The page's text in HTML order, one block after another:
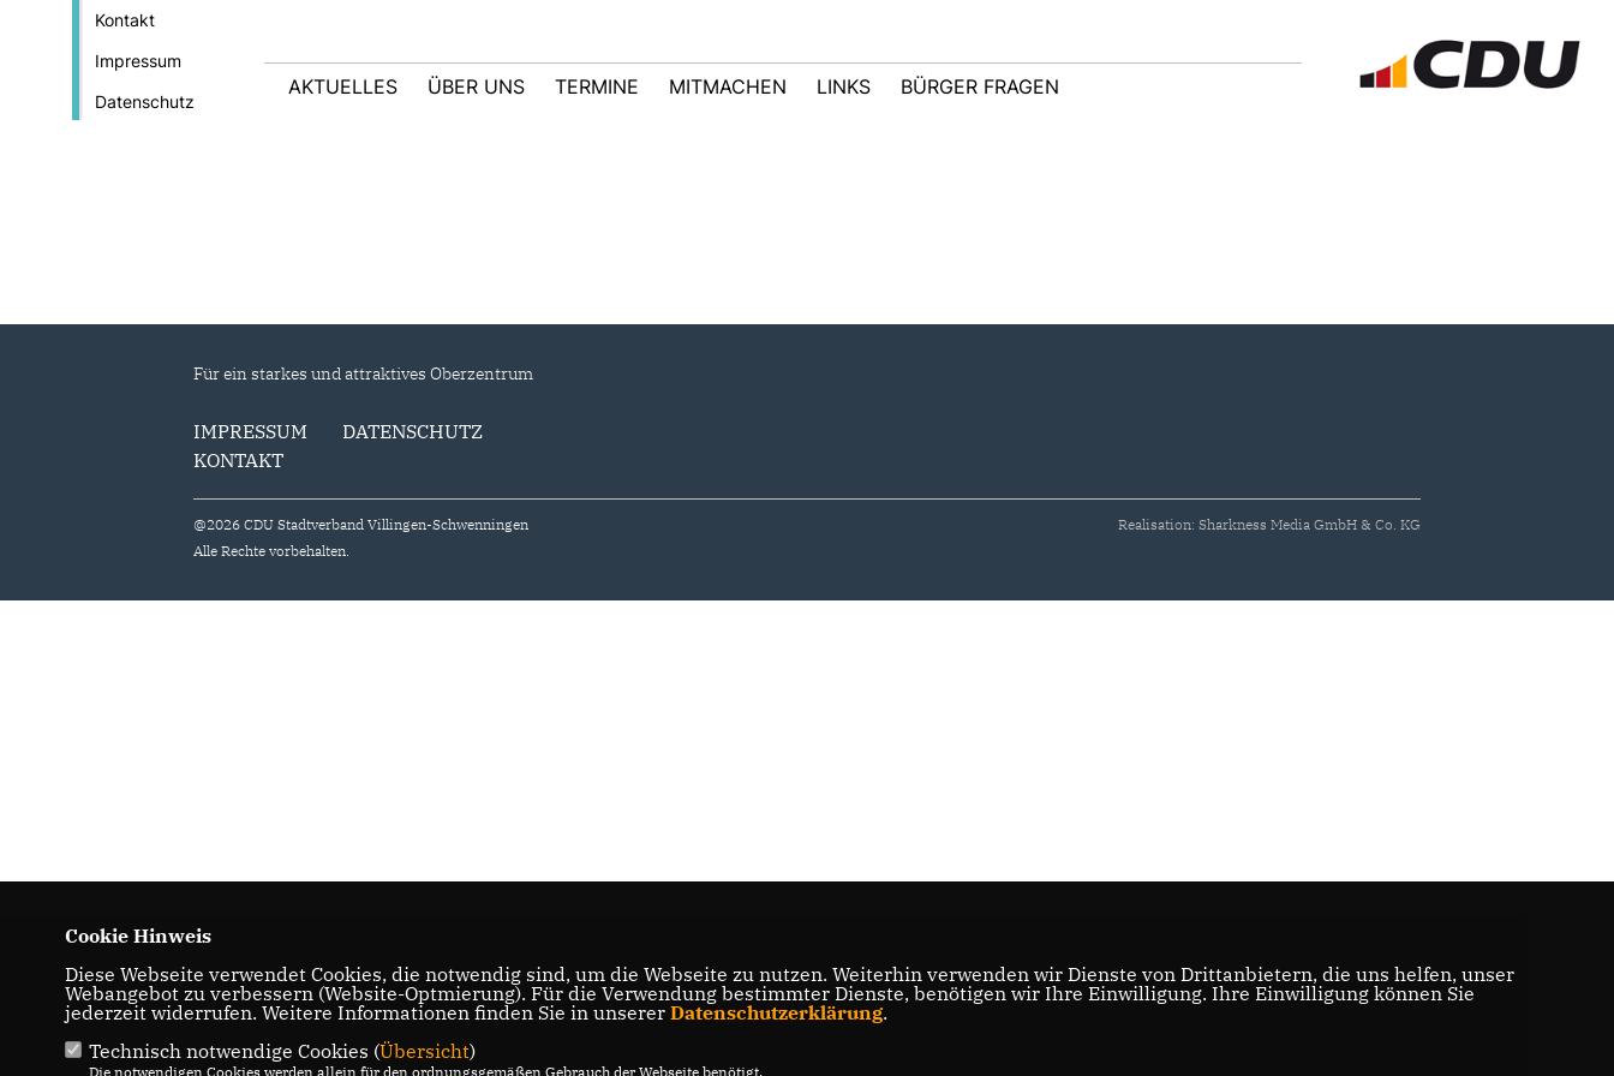
Kontakt
Impressum
Datenschutz
AKTUELLES ÜBER UNS TERMINE MITMACHEN LINKS BÜRGER FRAGEN
Für ein starkes und attraktives Oberzentrum
IMPRESSUM
DATENSCHUTZ
KONTAKT
@2026 CDU Stadtverband Villingen-Schwenningen
Alle Rechte vorbehalten.
Realisation: Sharkness Media GmbH & Co. KG
Cookie Hinweis
Diese Webseite verwendet Cookies, die notwendig sind, um die Webseite zu nutzen. Weiterhin verwenden wir Dienste von Drittanbietern, die uns helfen, unser
Webangebot zu verbessern (Website-Optmierung). Für die Verwendung bestimmter Dienste, benötigen wir Ihre Einwilligung. Ihre Einwilligung können Sie
jederzeit widerrufen. Weitere Informationen finden Sie in unserer Datenschutzerklärung.
Technisch notwendige Cookies (Übersicht)
Die notwendigen Cookies werden allein für den ordnungsgemäßen Gebrauch der Webseite benötigt.